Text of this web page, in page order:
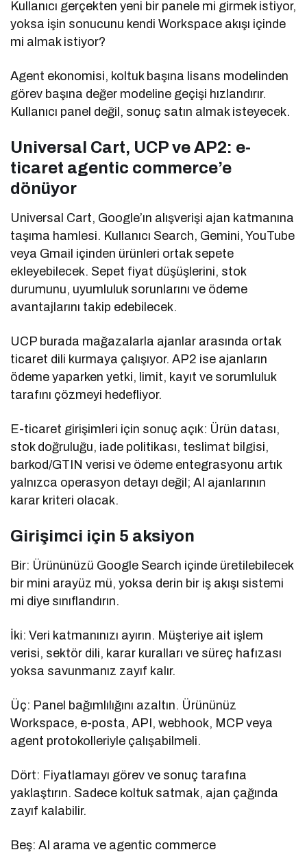
Kullanıcı gerçekten yeni bir panele mi girmek istiyor,
yoksa işin sonucunu kendi Workspace akışı içinde
mi almak istiyor?
Agent ekonomisi, koltuk başına lisans modelinden
görev başına değer modeline geçişi hızlandırır.
Kullanıcı panel değil, sonuç satın almak isteyecek.
Universal Cart, UCP ve AP2: e-
ticaret agentic commerce’e
dönüyor
Universal Cart, Google’ın alışverişi ajan katmanına
taşıma hamlesi. Kullanıcı Search, Gemini, YouTube
veya Gmail içinden ürünleri ortak sepete
ekleyebilecek. Sepet fiyat düşüşlerini, stok
durumunu, uyumluluk sorunlarını ve ödeme
avantajlarını takip edebilecek.
UCP burada mağazalarla ajanlar arasında ortak
ticaret dili kurmaya çalışıyor. AP2 ise ajanların
ödeme yaparken yetki, limit, kayıt ve sorumluluk
tarafını çözmeyi hedefliyor.
E-ticaret girişimleri için sonuç açık: Ürün datası,
stok doğruluğu, iade politikası, teslimat bilgisi,
barkod/GTIN verisi ve ödeme entegrasyonu artık
yalnızca operasyon detayı değil; AI ajanlarının
karar kriteri olacak.
Girişimci için 5 aksiyon
Bir: Ürününüzü Google Search içinde üretilebilecek
bir mini arayüz mü, yoksa derin bir iş akışı sistemi
mi diye sınıflandırın.
İki: Veri katmanınızı ayırın. Müşteriye ait işlem
verisi, sektör dili, karar kuralları ve süreç hafızası
yoksa savunmanız zayıf kalır.
Üç: Panel bağımlılığını azaltın. Ürününüz
Workspace, e-posta, API, webhook, MCP veya
agent protokolleriyle çalışabilmeli.
Dört: Fiyatlamayı görev ve sonuç tarafına
yaklaştırın. Sadece koltuk satmak, ajan çağında
zayıf kalabilir.
Beş: AI arama ve agentic commerce